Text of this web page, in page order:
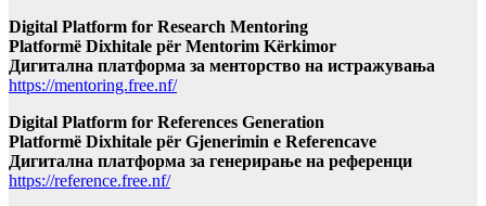
Digital Platform for Research Mentoring
Platformë Dixhitale për Mentorim Kërkimor
Дигитална платформа за менторство на истражувања
https://mentoring.free.nf/
Digital Platform for References Generation
Platformë Dixhitale për Gjenerimin e Referencave
Дигитална платформа за генерирање на референци
https://reference.free.nf/